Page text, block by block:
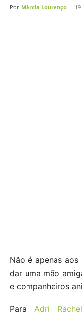
Por Márcia Lourenço -
Não é apenas aos
dar uma mão
e companheiros
Para Adri